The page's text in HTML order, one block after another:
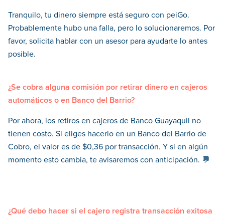
Tranquilo, tu dinero siempre está seguro con peiGo.
Probablemente hubo una falla, pero lo solucionaremos. Por
favor, solicita hablar con un asesor para ayudarte lo antes
posible.
¿Se cobra alguna comisión por retirar dinero en cajeros
automáticos o en Banco del Barrio?
Por ahora, los retiros en cajeros de Banco Guayaquil no
tienen costo. Si eliges hacerlo en un Banco del Barrio de
Cobro, el valor es de $0,36 por transacción. Y si en algún
momento esto cambia, te avisaremos con anticipación. 💬
¿Qué debo hacer si el cajero registra transacción exitosa